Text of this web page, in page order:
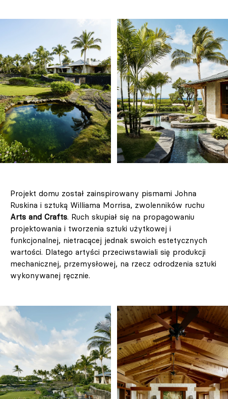
Projekt domu został zainspirowany pismami Johna
Ruskina i sztuką Williama Morrisa, zwolenników ruchu
Arts and Crafts. Ruch skupiał się na propagowaniu
projektowania i tworzenia sztuki użytkowej i
funkcjonalnej, nietracącej jednak swoich estetycznych
wartości. Dlatego artyści przeciwstawiali się produkcji
mechanicznej, przemysłowej, na rzecz odrodzenia sztuki
wykonywanej ręcznie.